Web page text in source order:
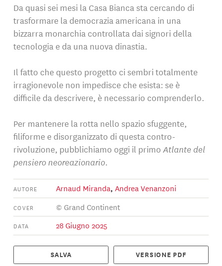
Da quasi sei mesi la Casa Bianca sta cercando di
trasformare la democrazia americana in una
bizzarra monarchia controllata dai signori della
tecnologia e da una nuova dinastia.
Il fatto che questo progetto ci sembri totalmente
irragionevole non impedisce che esista: se è
difficile da descrivere, è necessario comprenderlo.
Per mantenere la rotta nello spazio sfuggente,
filiforme e disorganizzato di questa contro-
rivoluzione, pubblichiamo oggi il primoAtlante del
pensiero neoreazionario.
AUTORE Arnaud Miranda, Andrea Venanzoni
COVER © Grand Continent
DATA 28 Giugno 2025
SALVA VERSIONE PDF